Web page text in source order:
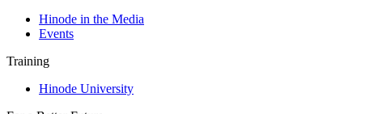
Hinode in the Media
Events
Training
Hinode University